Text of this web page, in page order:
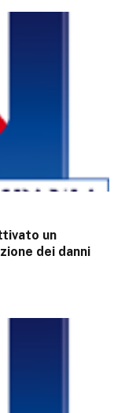
un
dei danni